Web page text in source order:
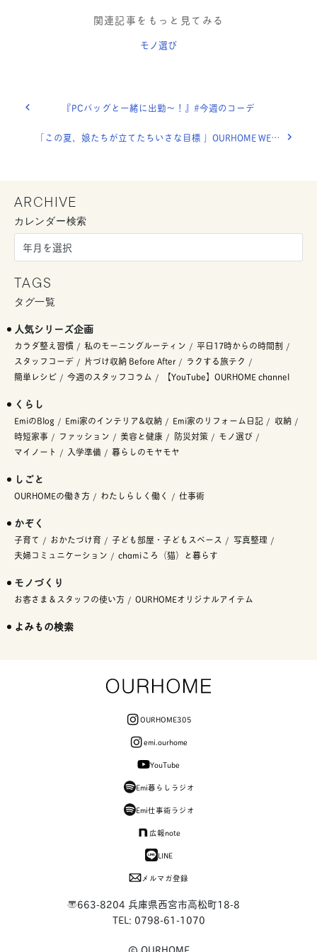
関連記事をもっと見てみる
モノ選び
『PCバッグと一緒に出勤〜！』#今週のコーデ
「この夏、娘たちが立てたちいさな目標 」OURHOME WEB LETTER
ARCHIVE
カレンダー検索
TAGS
タグ一覧
人気シリーズ企画
カラダ整え習慣 私のモーニングルーティン
平日17時からの時間割
スタッフコーデ
片づけ収納 Before After
ラクする旅テク
簡単レシピ
今週のスタッフコラム 【YouTube】OURHOME channel
くらし
EmiのBlog Emi家のインテリア&収納 Emi家のリフォーム日記
収納
時短家事
ファッション 美容と健康 防災対策
モノ選び
マイノート
入学準備 暮らしのモヤモヤ
しごと
OURHOMEの働き方 わたしらしく働く 仕事術
かぞく
子育て おかたづけ育 子ども部屋・子どもスペース
写真整理
夫婦コミュニケーション
chamiころ（猫）と暮らす
モノづくり
お客さま＆スタッフの使い方 OURHOMEオリジナルアイテム
よみもの検索
OURHOME305
emi.ourhome
YouTube
Emi暮らしラジオ
Emi仕事術ラジオ
広報note
LINE
メルマガ登録
〒663-8204 兵庫県西宮市高松町18-8
TEL: 0798-61-1070
OURHOME